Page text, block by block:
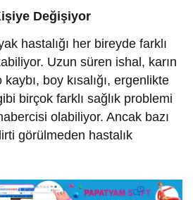
Değişiyor
hastalığı her bireyde farklı
Uzun süren ishal, karın
kaybı, boy kısalığı, ergenlikte
birçok farklı sağlık problemi
olabiliyor. Ancak bazı
görülmeden hastalık